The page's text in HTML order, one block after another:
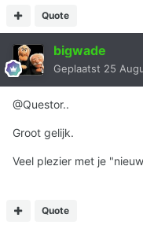
Quote
bigwade
Geplaatst 25
@Questor..
Groot gelijk.
Veel plezier met je
Quote